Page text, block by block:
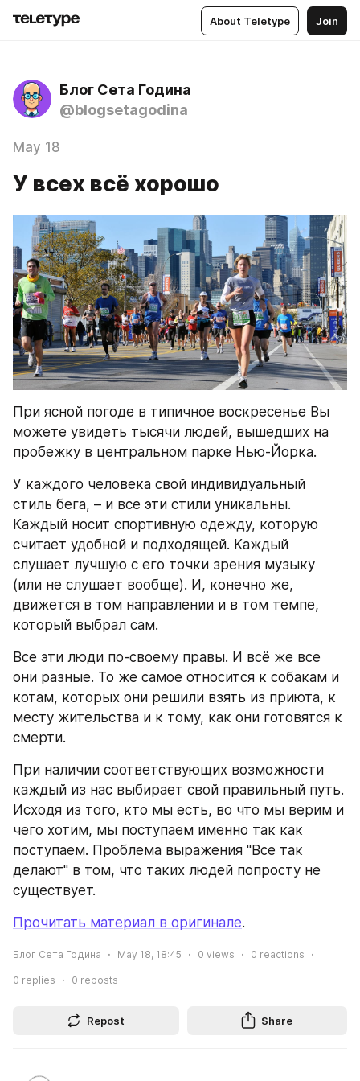
About Teletype Join
Блог Сета Година
@blogsetagodina
May 18
У всех всё хорошо
При ясной погоде в типичное воскресенье Вы
можете увидеть тысячи людей, вышедших на
пробежку в центральном парке Нью-Йорка.
У каждого человека свой индивидуальный
стиль бега, – и все эти стили уникальны.
Каждый носит спортивную одежду, которую
считает удобной и подходящей. Каждый
слушает лучшую с его точки зрения музыку
(или не слушает вообще). И, конечно же,
движется в том направлении и в том темпе,
который выбрал сам.
Все эти люди по-своему правы. И всё же все
они разные. То же самое относится к собакам и
котам, которых они решили взять из приюта, к
месту жительства и к тому, как они готовятся к
смерти.
При наличии соответствующих возможности
каждый из нас выбирает свой правильный путь.
Исходя из того, кто мы есть, во что мы верим и
чего хотим, мы поступаем именно так как
поступаем. Проблема выражения "Все так
делают" в том, что таких людей попросту не
существует.
Прочитать материал в оригинале.
Блог Сета Година May 18, 18:45 0 views 0 reactions
0 replies 0 reposts
Repost Share